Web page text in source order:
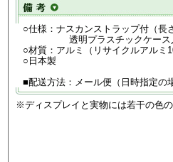
○仕様：ナスカンストラップ付（長
透明プラスチックケース
○材質：アルミ（リサイクルアルミ
○日本製
■配送方法：メール便（日時指定の
※ディスプレイと実物には若干の色